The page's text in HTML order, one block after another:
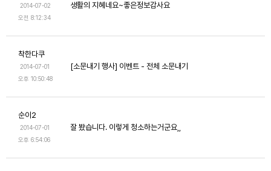
2014-07-02
오전 8:12:34
생활의 지혜네요~좋은정보감사요
착한다쿠
2014-07-01
오후 10:50:48
[소문내기 행사] 이벤트 - 전체 소문내기
순이2
2014-07-01
오후 6:54:06
잘 봤습니다. 이렇게 청소하는거군요,,